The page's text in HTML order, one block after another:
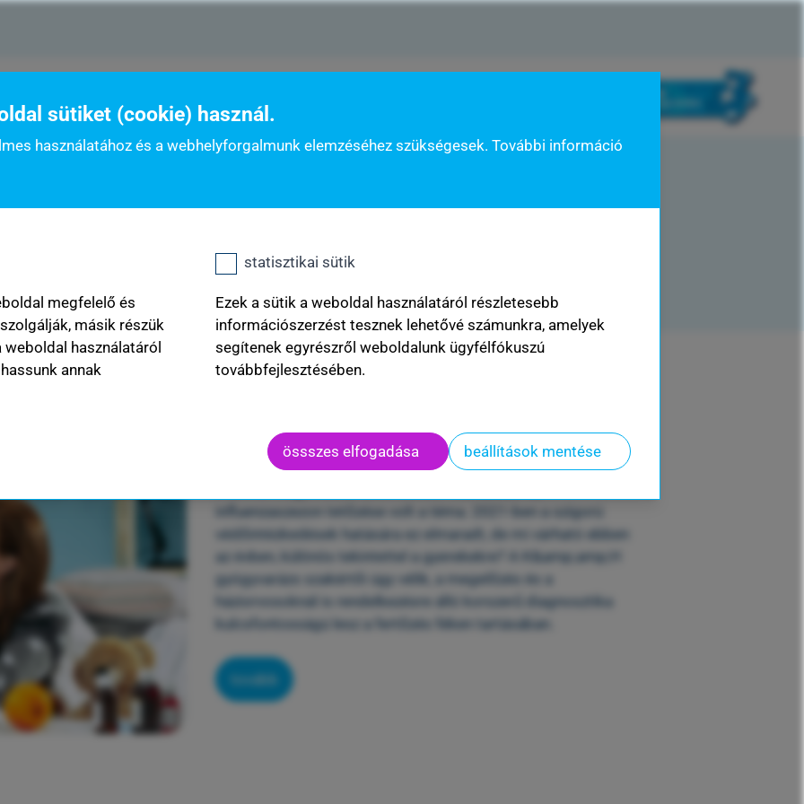
influenzaszezon tetőzése volt a téma. 2021-ben a szigorú
védőintézkedések hatására ez elmaradt, de mi várható ebben
az évben, különös tekintettel a gyerekekre? A K&amp;amp;H
gyógyvarázs szakértői úgy vélik, a megelőzés és a
háziorvosoknál is rendelkezésre álló korszerű diagnosztika
kulcsfontosságú lesz a fertőzés féken tartásában.
tovább
sütiket (cookie) használ.
használatához és a webhelyforgalmunk elemzéséhez szükségesek. További információ
megfelelő és
másik részük
használatáról
annak
statisztikai sütik
Ezek a sütik a weboldal használatáról részletesebb
információszerzést tesznek lehetővé számunkra, amelyek
segítenek egyrészről weboldalunk ügyfélfókuszú
továbbfejlesztésében.
össszes elfogadása beállítások mentése